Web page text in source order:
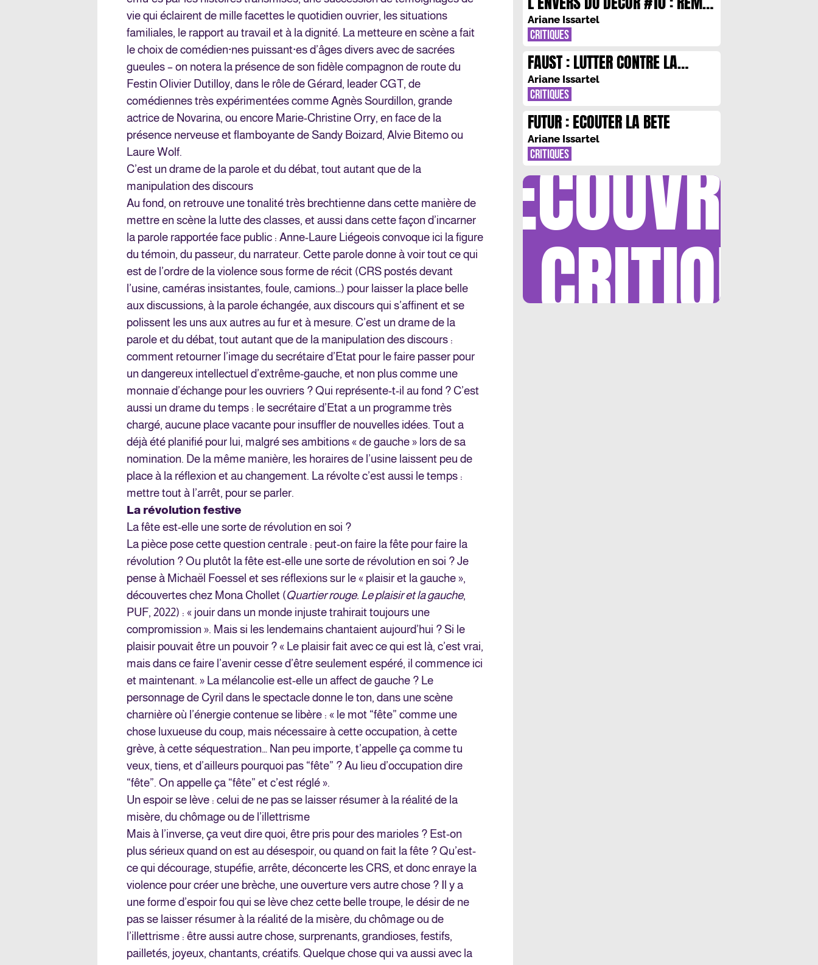
vie qui éclairent de mille facettes le quotidien ouvrier, les situations
familiales, le rapport au travail et à la dignité. La metteure en scène a fait
le choix de comédien·nes puissant·es d’âges divers avec de sacrées
gueules – on notera la présence de son fidèle compagnon de route du
Festin Olivier Dutilloy, dans le rôle de Gérard, leader CGT, de
comédiennes très expérimentées comme Agnès Sourdillon, grande
actrice de Novarina, ou encore Marie-Christine Orry, en face de la
présence nerveuse et flamboyante de Sandy Boizard, Alvie Bitemo ou
Laure Wolf.
C’est un drame de la parole et du débat, tout autant que de la
manipulation des discours
Au fond, on retrouve une tonalité très brechtienne dans cette manière de
mettre en scène la lutte des classes, et aussi dans cette façon d’incarner
la parole rapportée face public : Anne-Laure Liégeois convoque ici la figure
du témoin, du passeur, du narrateur. Cette parole donne à voir tout ce qui
est de l’ordre de la violence sous forme de récit (CRS postés devant
l’usine, caméras insistantes, foule, camions…) pour laisser la place belle
aux discussions, à la parole échangée, aux discours qui s’affinent et se
polissent les uns aux autres au fur et à mesure. C’est un drame de la
parole et du débat, tout autant que de la manipulation des discours :
comment retourner l’image du secrétaire d’Etat pour le faire passer pour
un dangereux intellectuel d’extrême-gauche, et non plus comme une
monnaie d’échange pour les ouvriers ? Qui représente-t-il au fond ? C’est
aussi un drame du temps : le secrétaire d’Etat a un programme très
chargé, aucune place vacante pour insuffler de nouvelles idées. Tout a
déjà été planifié pour lui, malgré ses ambitions « de gauche » lors de sa
nomination. De la même manière, les horaires de l’usine laissent peu de
place à la réflexion et au changement. La révolte c’est aussi le temps :
mettre tout à l’arrêt, pour se parler.
La révolution festive
La fête est-elle une sorte de révolution en soi ?
La pièce pose cette question centrale : peut-on faire la fête pour faire la
révolution ? Ou plutôt la fête est-elle une sorte de révolution en soi ? Je
pense à Michaël Foessel et ses réflexions sur le « plaisir et la gauche »,
découvertes chez Mona Chollet (Quartier rouge. Le plaisir et la gauche,
PUF, 2022) : « jouir dans un monde injuste trahirait toujours une
compromission ». Mais si les lendemains chantaient aujourd’hui ? Si le
plaisir pouvait être un pouvoir ? « Le plaisir fait avec ce qui est là, c’est vrai,
mais dans ce faire l’avenir cesse d’être seulement espéré, il commence ici
et maintenant. » La mélancolie est-elle un affect de gauche ? Le
personnage de Cyril dans le spectacle donne le ton, dans une scène
charnière où l’énergie contenue se libère : « le mot “fête” comme une
chose luxueuse du coup, mais nécessaire à cette occupation, à cette
grève, à cette séquestration… Nan peu importe, t’appelle ça comme tu
veux, tiens, et d’ailleurs pourquoi pas “fête” ? Au lieu d’occupation dire
“fête”. On appelle ça “fête” et c’est réglé ».
Un espoir se lève : celui de ne pas se laisser résumer à la réalité de la
misère, du chômage ou de l’illettrisme
Mais à l’inverse, ça veut dire quoi, être pris pour des marioles ? Est-on
plus sérieux quand on est au désespoir, ou quand on fait la fête ? Qu’est-
ce qui décourage, stupéfie, arrête, déconcerte les CRS, et donc enraye la
violence pour créer une brèche, une ouverture vers autre chose ? Il y a
une forme d’espoir fou qui se lève chez cette belle troupe, le désir de ne
pas se laisser résumer à la réalité de la misère, du chômage ou de
l’illettrisme : être aussi autre chose, surprenants, grandioses, festifs,
pailletés, joyeux, chantants, créatifs. Quelque chose qui va aussi avec la
Eisler de Berlin. Nous sommes fiers d’en
retranscrire ici en exclusivité les premières pages
[…]
PRIN & EMMANUELLE JAUFFRET
Ariane Issartel
CRITIQUES
FAUST : LUTTER CONTRE LA
DEMESURE
Ariane Issartel
CRITIQUES
FUTUR : ECOUTER LA BETE
Ariane Issartel
CRITIQUES
DÉCOUVRIR
LES